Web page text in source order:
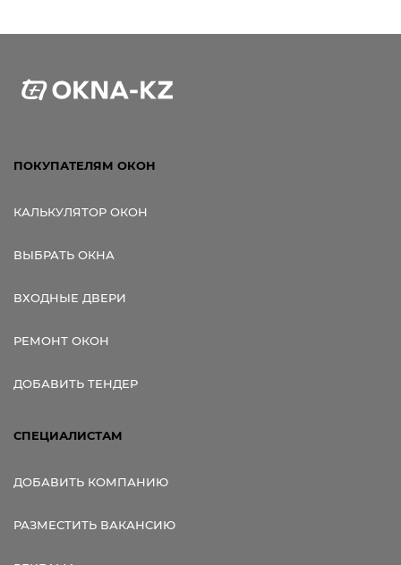
ПОКУПАТЕЛЯМ ОКОН
КАЛЬКУЛЯТОР ОКОН
ВЫБРАТЬ ОКНА
ВХОДНЫЕ ДВЕРИ
РЕМОНТ ОКОН
ДОБАВИТЬ ТЕНДЕР
СПЕЦИАЛИСТАМ
ДОБАВИТЬ КОМПАНИЮ
РАЗМЕСТИТЬ ВАКАНСИЮ